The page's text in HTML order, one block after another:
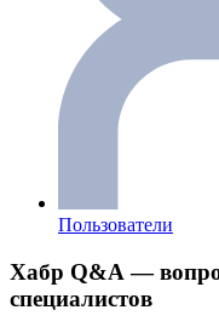
Пользователи
Хабр Q&A —
специалистов